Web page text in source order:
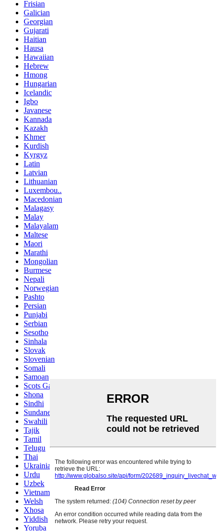
Frisian
Galician
Georgian
Gujarati
Haitian
Hausa
Hawaiian
Hebrew
Hmong
Hungarian
Icelandic
Igbo
Javanese
Kannada
Kazakh
Khmer
Kurdish
Kyrgyz
Latin
Latvian
Lithuanian
Luxembou..
Macedonian
Malagasy
Malay
Malayalam
Maltese
Maori
Marathi
Mongolian
Burmese
Nepali
Norwegian
Pashto
Persian
Punjabi
Serbian
Sesotho
Sinhala
Slovak
Slovenian
Somali
Samoan
Scots Gaelic
Shona
Sindhi
Sundanese
Swahili
Tajik
Tamil
Telugu
Thai
Ukrainian
Urdu
Uzbek
Vietnamese
Welsh
Xhosa
Yiddish
Yoruba